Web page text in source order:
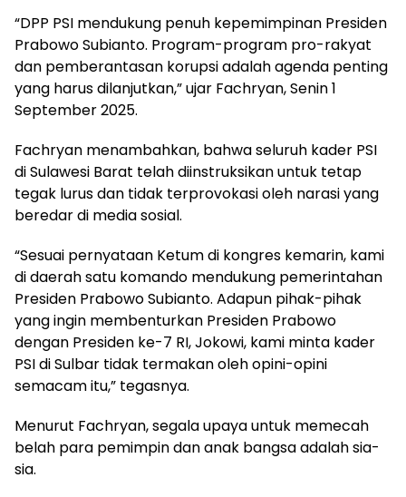
“DPP PSI mendukung penuh kepemimpinan Presiden
Prabowo Subianto. Program-program pro-rakyat
dan pemberantasan korupsi adalah agenda penting
yang harus dilanjutkan,” ujar Fachryan, Senin 1
September 2025.
Fachryan menambahkan, bahwa seluruh kader PSI
di Sulawesi Barat telah diinstruksikan untuk tetap
tegak lurus dan tidak terprovokasi oleh narasi yang
beredar di media sosial.
“Sesuai pernyataan Ketum di kongres kemarin, kami
di daerah satu komando mendukung pemerintahan
Presiden Prabowo Subianto. Adapun pihak-pihak
yang ingin membenturkan Presiden Prabowo
dengan Presiden ke-7 RI, Jokowi, kami minta kader
PSI di Sulbar tidak termakan oleh opini-opini
semacam itu,” tegasnya.
Menurut Fachryan, segala upaya untuk memecah
belah para pemimpin dan anak bangsa adalah sia-
sia.